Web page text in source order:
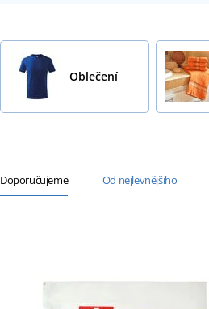
Oblečení
Doporučujeme Od nejlevnějšího